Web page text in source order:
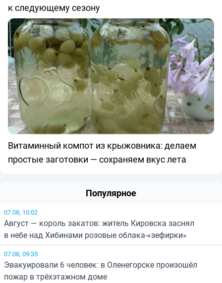
к следующему сезону
Витаминный компот из крыжовника: делаем
простые заготовки — сохраняем вкус лета
Популярное
07.08, 10:02
Август — король закатов: житель Кировска заснял
в небе над Хибинами розовые облака-«зефирки»
07.08, 09:35
Эвакуировали 6 человек: в Оленегорске произошёл
пожар в трёхэтажном доме